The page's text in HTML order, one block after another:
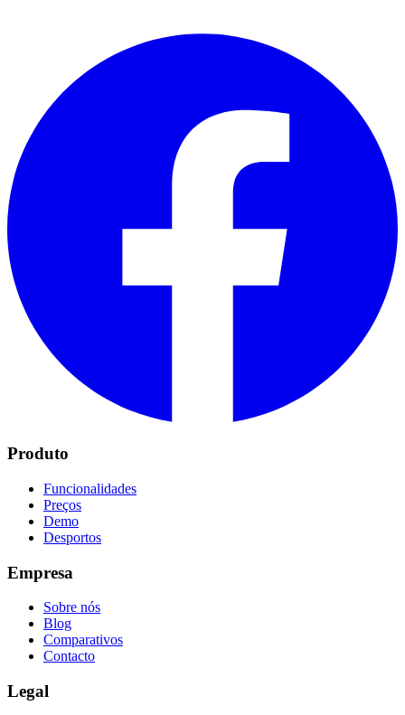
Produto
Funcionalidades
Preços
Demo
Desportos
Empresa
Sobre nós
Blog
Comparativos
Contacto
Legal